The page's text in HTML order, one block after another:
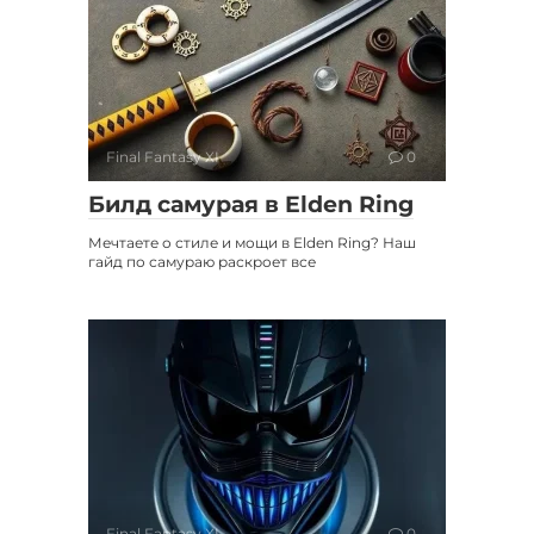
Final Fantasy XI 0
Билд самурая в Elden Ring
Мечтаете о стиле и мощи в Elden Ring? Наш
гайд по самураю раскроет все